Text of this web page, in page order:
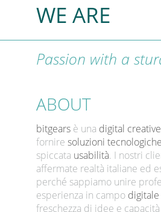
WE ARE
Passion with a
ABOUT
bitgears è una digital
fornire soluzioni tecnologiche
spiccata usabilità. I nostri
affermate realtà italiane ed
perché sappiamo unire
esperienza in campo digitale
freschezza di idee e